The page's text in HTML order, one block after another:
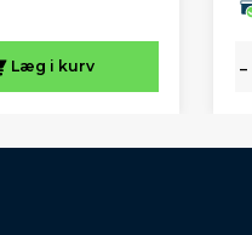
Læg i kurv -